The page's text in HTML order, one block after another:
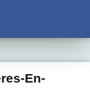
En-